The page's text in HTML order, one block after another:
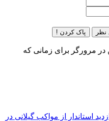
نظر پاک کردن !
در مرورگر برای زمانی که
استاندار از مواکب گیلانی در